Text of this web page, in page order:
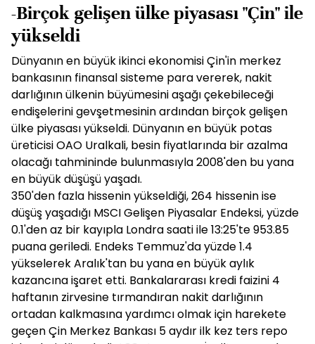
-Birçok gelişen ülke piyasası "Çin" ile
yükseldi
Dünyanın en büyük ikinci ekonomisi Çin'in merkez
bankasının finansal sisteme para vererek, nakit
darlığının ülkenin büyümesini aşağı çekebileceği
endişelerini gevşetmesinin ardından birçok gelişen
ülke piyasası yükseldi. Dünyanın en büyük potas
üreticisi OAO Uralkali, besin fiyatlarında bir azalma
olacağı tahmininde bulunmasıyla 2008'den bu yana
en büyük düşüşü yaşadı.
350'den fazla hissenin yükseldiği, 264 hissenin ise
düşüş yaşadığı MSCI Gelişen Piyasalar Endeksi, yüzde
0.1'den az bir kayıpla Londra saati ile 13:25'te 953.85
puana geriledi. Endeks Temmuz'da yüzde 1.4
yükselerek Aralık'tan bu yana en büyük aylık
kazancına işaret etti. Bankalararası kredi faizini 4
haftanın zirvesine tırmandıran nakit darlığının
ortadan kalkmasına yardımcı olmak için harekete
geçen Çin Merkez Bankası 5 aydır ilk kez ters repo